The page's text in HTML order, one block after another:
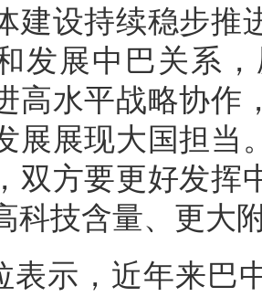
建设持续稳步推
发展中巴关系
高水平战略协作
展展现大国担当
双方要更好发挥
科技含量、更大
表示，近年来巴